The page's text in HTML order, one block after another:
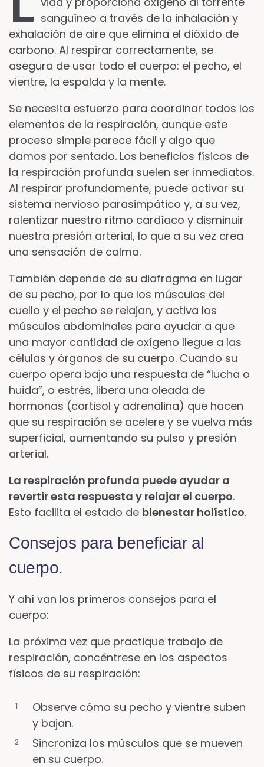
sanguíneo a través de la inhalación y
exhalación de aire que elimina el dióxido de
carbono. Al respirar correctamente, se
asegura de usar todo el cuerpo: el pecho, el
vientre, la espalda y la mente.
Se necesita esfuerzo para coordinar todos los
elementos de la respiración, aunque este
proceso simple parece fácil y algo que
damos por sentado. Los beneficios físicos de
la respiración profunda suelen ser inmediatos.
Al respirar profundamente, puede activar su
sistema nervioso parasimpático y, a su vez,
ralentizar nuestro ritmo cardíaco y disminuir
nuestra presión arterial, lo que a su vez crea
una sensación de calma.
También depende de su diafragma en lugar
de su pecho, por lo que los músculos del
cuello y el pecho se relajan, y activa los
músculos abdominales para ayudar a que
una mayor cantidad de oxígeno llegue a las
células y órganos de su cuerpo. Cuando su
cuerpo opera bajo una respuesta de “lucha o
huida”, o estrés, libera una oleada de
hormonas (cortisol y adrenalina) que hacen
que su respiración se acelere y se vuelva más
superficial, aumentando su pulso y presión
arterial.
La respiración profunda puede ayudar a
revertir esta respuesta y relajar el cuerpo.
Esto facilita el estado de bienestar holístico.
Consejos para beneficiar al
cuerpo.
Y ahí van los primeros consejos para el
cuerpo:
La próxima vez que practique trabajo de
respiración, concéntrese en los aspectos
físicos de su respiración:
Observe cómo su pecho y vientre suben
y bajan.
Sincroniza los músculos que se mueven
en su cuerpo.